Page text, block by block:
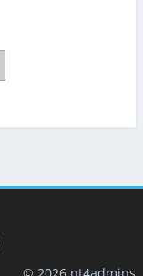
© 2026 nt4admins